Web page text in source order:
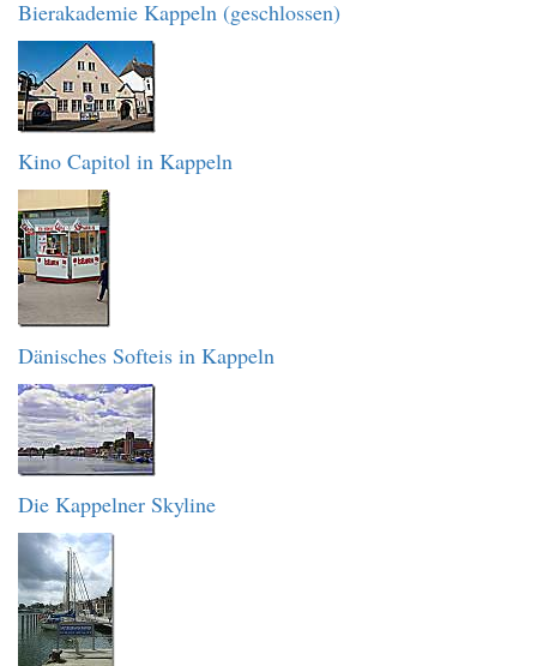
Bierakademie Kappeln (geschlossen)
Kino Capitol in Kappeln
Dänisches Softeis in Kappeln
Die Kappelner Skyline